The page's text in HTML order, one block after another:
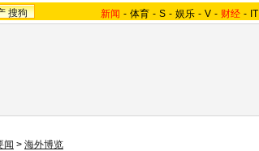
搜狗 新闻 - 体育 - S - 娱乐 - V - 财经 - IT
闻 > 海外博览